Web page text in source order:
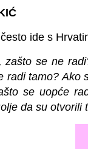
ide s
zašto se ne
radi tamo? Ako
se uopće
da su otvorili